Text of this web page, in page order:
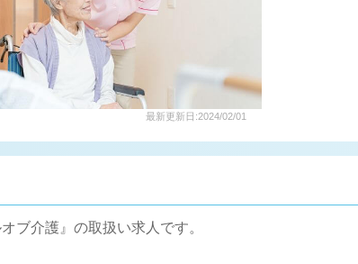
最新更新日:2024/02/01
ブ介護』の取扱い求人です。